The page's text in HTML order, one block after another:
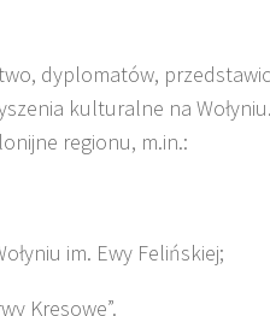
dyplomatów,
kulturalne na
regionu, m.in.:
im. Ewy Felińskiej;
Kresowe”.